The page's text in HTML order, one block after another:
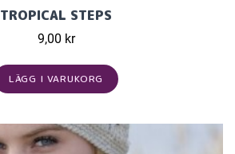
TROPICAL STEPS
9,00 kr
LÄGG I VARUKORG